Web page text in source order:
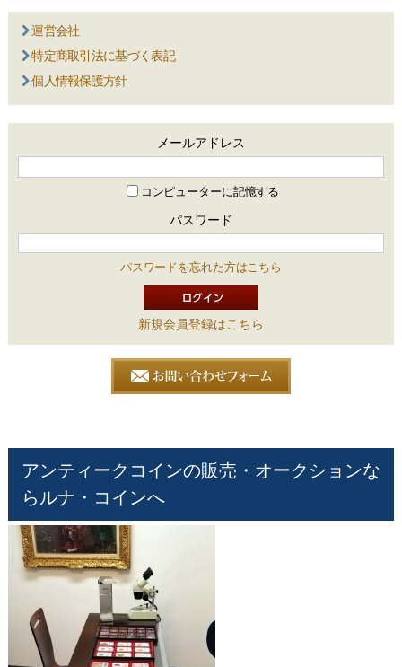
運営会社
特定商取引法に基づく表記
個人情報保護方針
メールアドレス
コンピューターに記憶する
パスワード
パスワードを忘れた方はこちら
新規会員登録はこちら
アンティークコインの販売・オークションな
らルナ・コインへ